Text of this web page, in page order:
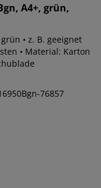
A4+, grün,
• z. B. geeignet
• Material: Karton
76857